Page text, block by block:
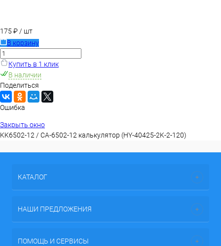
175 ₽/ шт
В корзину
Купить в 1 клик
В наличии
Поделиться
Ошибка
Закрыть окно
KK6502-12 / CA-6502-12 калькулятор (HY-40425-2K-2-120)
КАТАЛОГ
НАШИ ПРЕДЛОЖЕНИЯ
ПОМОЩЬ И СЕРВИСЫ